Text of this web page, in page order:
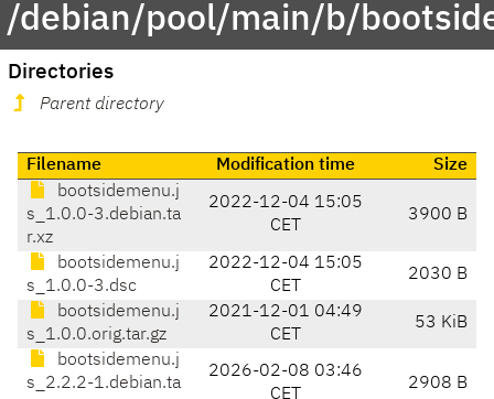
/debian/pool/main/b/
Directories
Parent directory
Filename Modification time
Size
bootsidemenu.j
s_1.0.0-3.debian.ta
r.xz
2022-12-04 15:05
CET
3900 B
bootsidemenu.j
s_1.0.0-3.dsc
2022-12-04 15:05
CET
2030 B
bootsidemenu.j
s_1.0.0.orig.tar.gz
2021-12-01 04:49
CET
53 KiB
bootsidemenu.j
s_2.2.2-1.debian.ta
2026-02-08 03:46
CET
2908 B